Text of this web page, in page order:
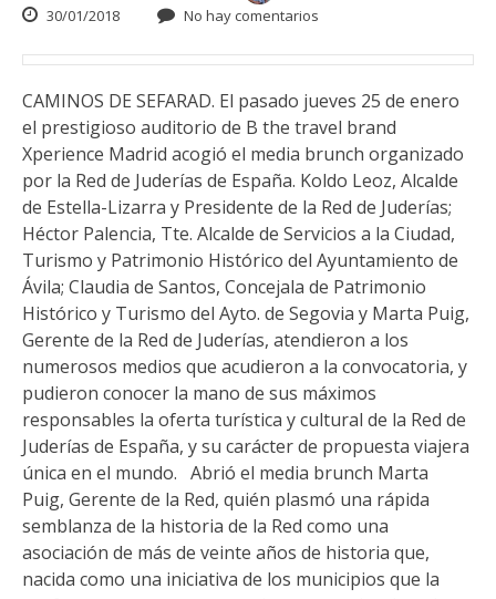
30/01/2018
No hay comentarios
CAMINOS DE SEFARAD. El pasado jueves 25 de enero
el prestigioso auditorio de B the travel brand
Xperience Madrid acogió el media brunch organizado
por la Red de Juderías de España. Koldo Leoz, Alcalde
de Estella-Lizarra y Presidente de la Red de Juderías;
Héctor Palencia, Tte. Alcalde de Servicios a la Ciudad,
Turismo y Patrimonio Histórico del Ayuntamiento de
Ávila; Claudia de Santos, Concejala de Patrimonio
Histórico y Turismo del Ayto. de Segovia y Marta Puig,
Gerente de la Red de Juderías, atendieron a los
numerosos medios que acudieron a la convocatoria, y
pudieron conocer la mano de sus máximos
responsables la oferta turística y cultural de la Red de
Juderías de España, y su carácter de propuesta viajera
única en el mundo. Abrió el media brunch Marta
Puig, Gerente de la Red, quién plasmó una rápida
semblanza de la historia de la Red como una
asociación de más de veinte años de historia que,
nacida como una iniciativa de los municipios que la